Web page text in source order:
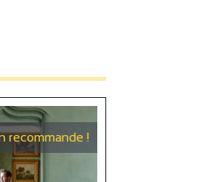
recommande !